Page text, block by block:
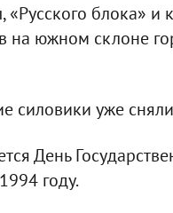
блока» и
на южном склоне
силовики уже
День
году.